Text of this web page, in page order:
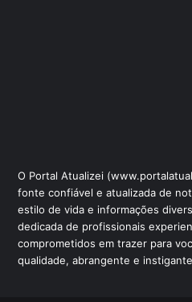
O Portal Atualizei
fonte confiável e atualizada de
estilo de vida e informações
dedicada de profissionais
comprometidos em trazer para
qualidade, abrangente e